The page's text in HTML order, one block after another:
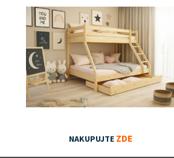
Akční zboží Doporučujeme
NAKUPUJTE ZDE